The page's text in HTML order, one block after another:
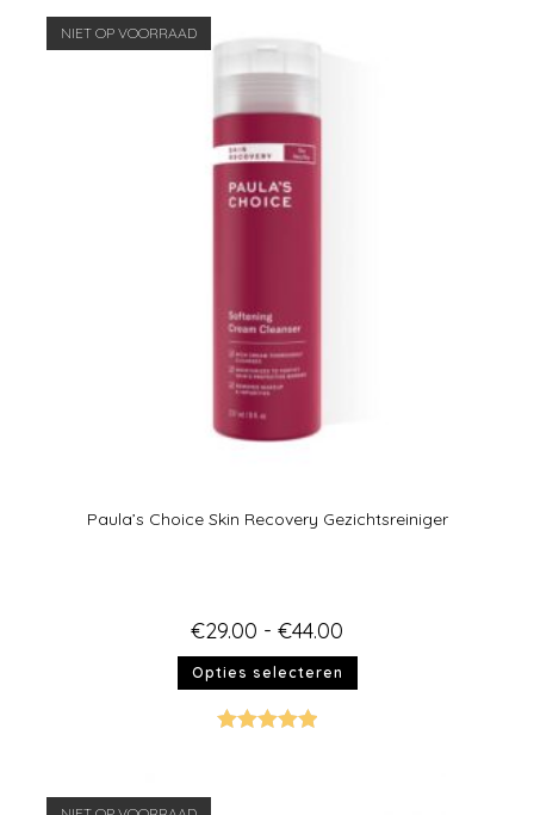
NIET OP VOORRAAD
Paula’s Choice Skin Recovery Gezichtsreiniger
€29.00 - €44.00
Opties selecteren